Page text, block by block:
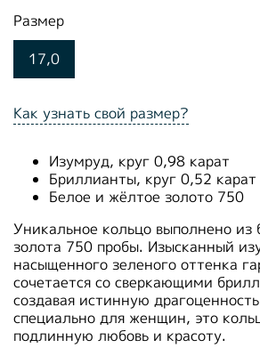
Как узнать свой размер?
Размер
17,0
Изумруд, круг 0,98 карат
Бриллианты, круг 0,52 карат
Белое и жёлтое золото 750
Уникальное кольцо выполнено из
золота 750 пробы. Изысканный
насыщенного зеленого оттенка
сочетается со сверкающими
создавая истинную
специально для женщин, это
подлинную любовь и красоту.